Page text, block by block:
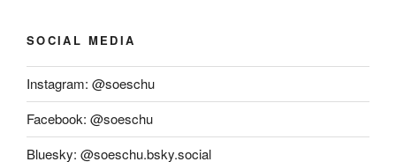
SOCIAL MEDIA
Instagram: @soeschu
Facebook: @soeschu
Bluesky: @soeschu.bsky.social